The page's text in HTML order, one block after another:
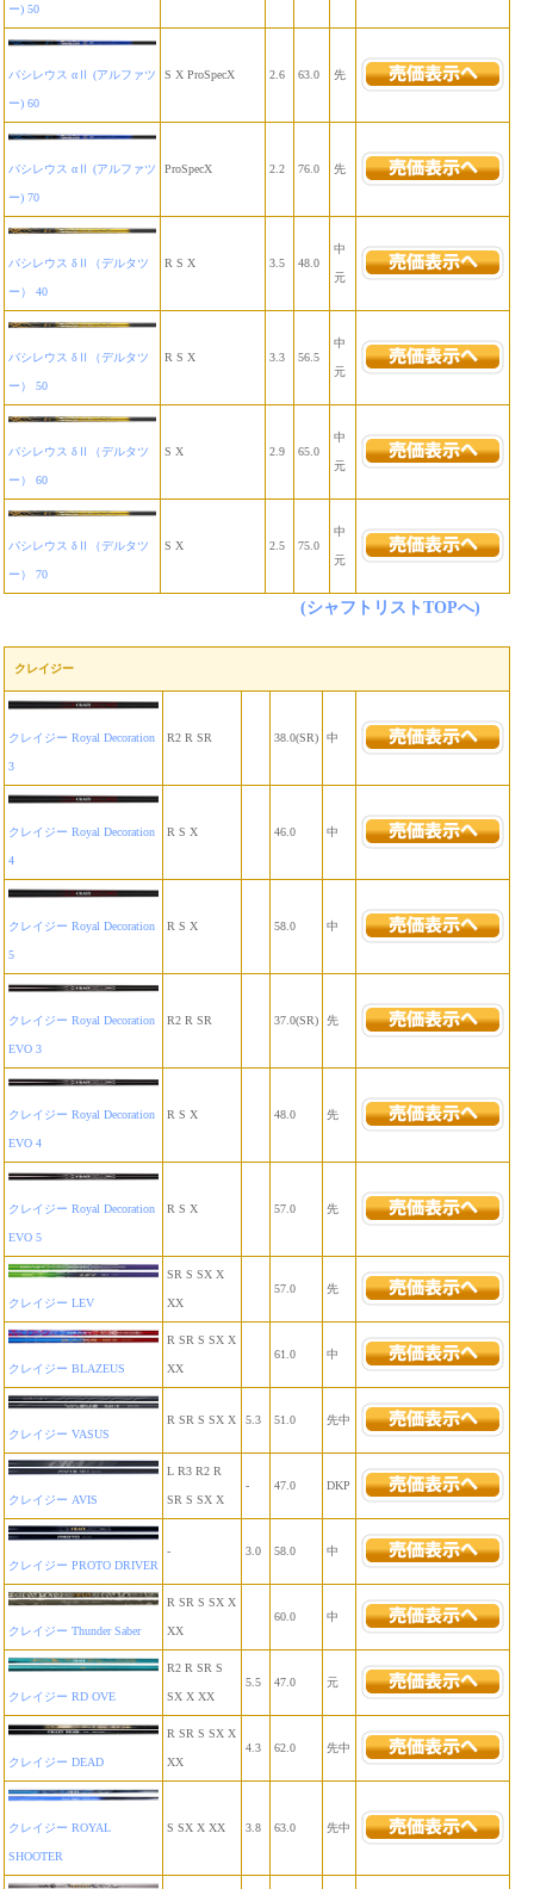
ー) 50
バシレウス αⅡ (アルファツ
ー) 60
S X ProSpecX 2.6 63.0 先
バシレウス αⅡ (アルファツ
ー) 70
ProSpecX 2.2 76.0 先
バシレウス δⅡ（デルタツ
ー） 40
R S X 3.5 48.0
中
元
バシレウス δⅡ（デルタツ
ー） 50
R S X 3.3 56.5
中
元
バシレウス δⅡ（デルタツ
ー） 60
S X 2.9 65.0
中
元
バシレウス δⅡ（デルタツ
ー） 70
S X 2.5 75.0
中
元
(シャフトリストTOPへ)
クレイジー
クレイジー Royal Decoration
3
R2 R SR 38.0(SR) 中
クレイジー Royal Decoration
4
R S X 46.0 中
クレイジー Royal Decoration
5
R S X 58.0 中
クレイジー Royal Decoration
EVO 3
R2 R SR 37.0(SR) 先
クレイジー Royal Decoration
EVO 4
R S X 48.0 先
クレイジー Royal Decoration
EVO 5
R S X 57.0 先
クレイジー LEV
SR S SX X
XX
57.0 先
クレイジー BLAZEUS
R SR S SX X
XX
61.0 中
クレイジー VASUS
R SR S SX X 5.3 51.0 先中
クレイジー AVIS
L R3 R2 R
SR S SX X
- 47.0 DKP
クレイジー PROTO DRIVER
- 3.0 58.0 中
クレイジー Thunder Saber
R SR S SX X
XX
60.0 中
クレイジー RD OVE
R2 R SR S
SX X XX
5.5 47.0 元
クレイジー DEAD
R SR S SX X
XX
4.3 62.0 先中
クレイジー ROYAL
SHOOTER
S SX X XX 3.8 63.0 先中